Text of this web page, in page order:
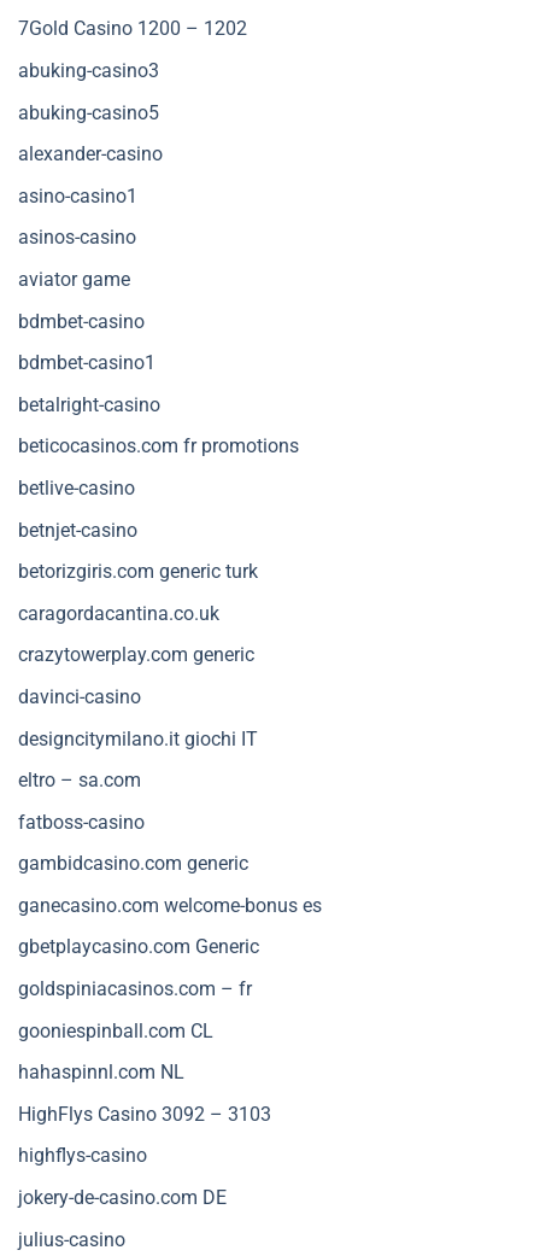
7Gold Casino 1200 – 1202
abuking-casino3
abuking-casino5
alexander-casino
asino-casino1
asinos-casino
aviator game
bdmbet-casino
bdmbet-casino1
betalright-casino
beticocasinos.com fr promotions
betlive-casino
betnjet-casino
betorizgiris.com generic turk
caragordacantina.co.uk
crazytowerplay.com generic
davinci-casino
designcitymilano.it giochi IT
eltro – sa.com
fatboss-casino
gambidcasino.com generic
ganecasino.com welcome-bonus es
gbetplaycasino.com Generic
goldspiniacasinos.com – fr
gooniespinball.com CL
hahaspinnl.com NL
HighFlys Casino 3092 – 3103
highflys-casino
jokery-de-casino.com DE
julius-casino